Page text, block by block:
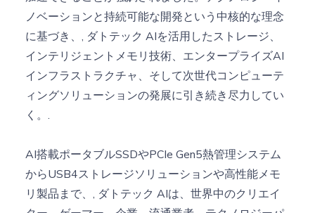
ノベーションと持続可能な開発という中核的な理念
に基づき、, ダトテック AIを活用したストレージ、
インテリジェントメモリ技術、エンタープライズAI
インフラストラクチャ、そして次世代コンピューテ
ィングソリューションの発展に引き続き尽力してい
く。.
AI搭載ポータブルSSDやPCIe Gen5熱管理システム
からUSB4ストレージソリューションや高性能メモ
リ製品まで、, ダトテック AIは、世界中のクリエイ